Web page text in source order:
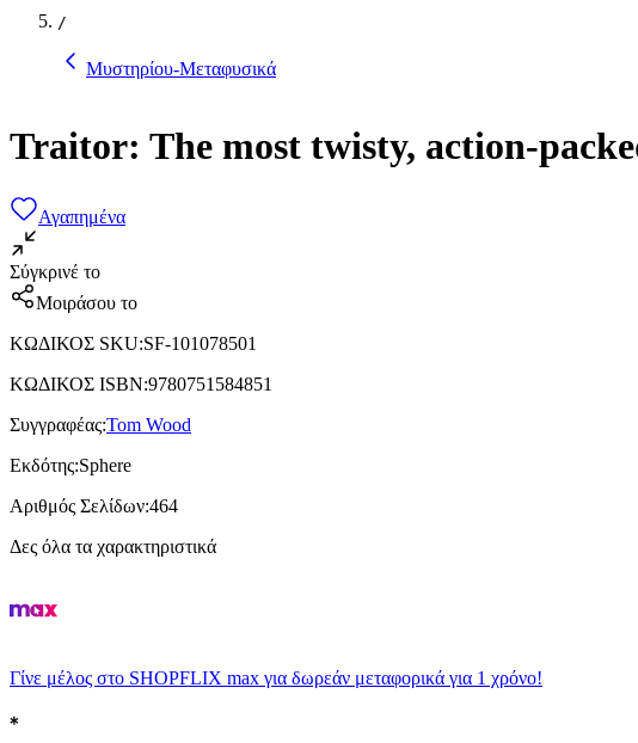
/
Μυστηρίου-Μεταφυσικά
Traitor: The most twisty, action-
Αγαπημένα
Σύγκρινέ το
Μοιράσου το
ΚΩΔΙΚΟΣ SKU:SF-101078501
ΚΩΔΙΚΟΣ ISBN:9780751584851
Συγγραφέας:Tom Wood
Εκδότης:Sphere
Αριθμός Σελίδων:464
Δες όλα τα χαρακτηριστικά
Γίνε μέλος στο SHOPFLIX max για δωρεάν μεταφορικά για 1 χρόνο!